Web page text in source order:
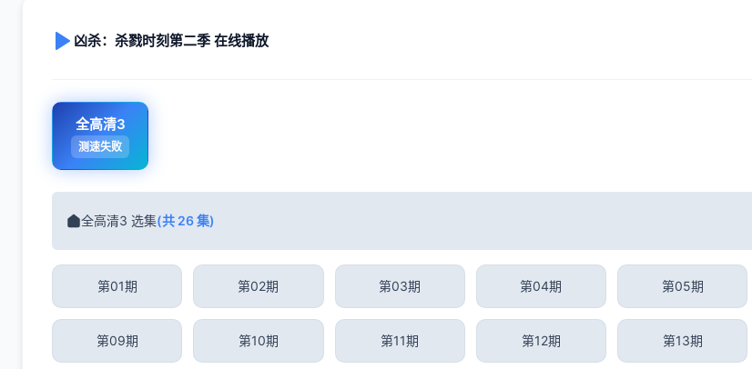
凶杀：杀戮时刻第二季 在线播放
全高清3
测速失败
全高清3 选集(共 26 集)
第01期 第02期 第03期 第04期 第05期
第09期 第10期 第11期 第12期 第13期